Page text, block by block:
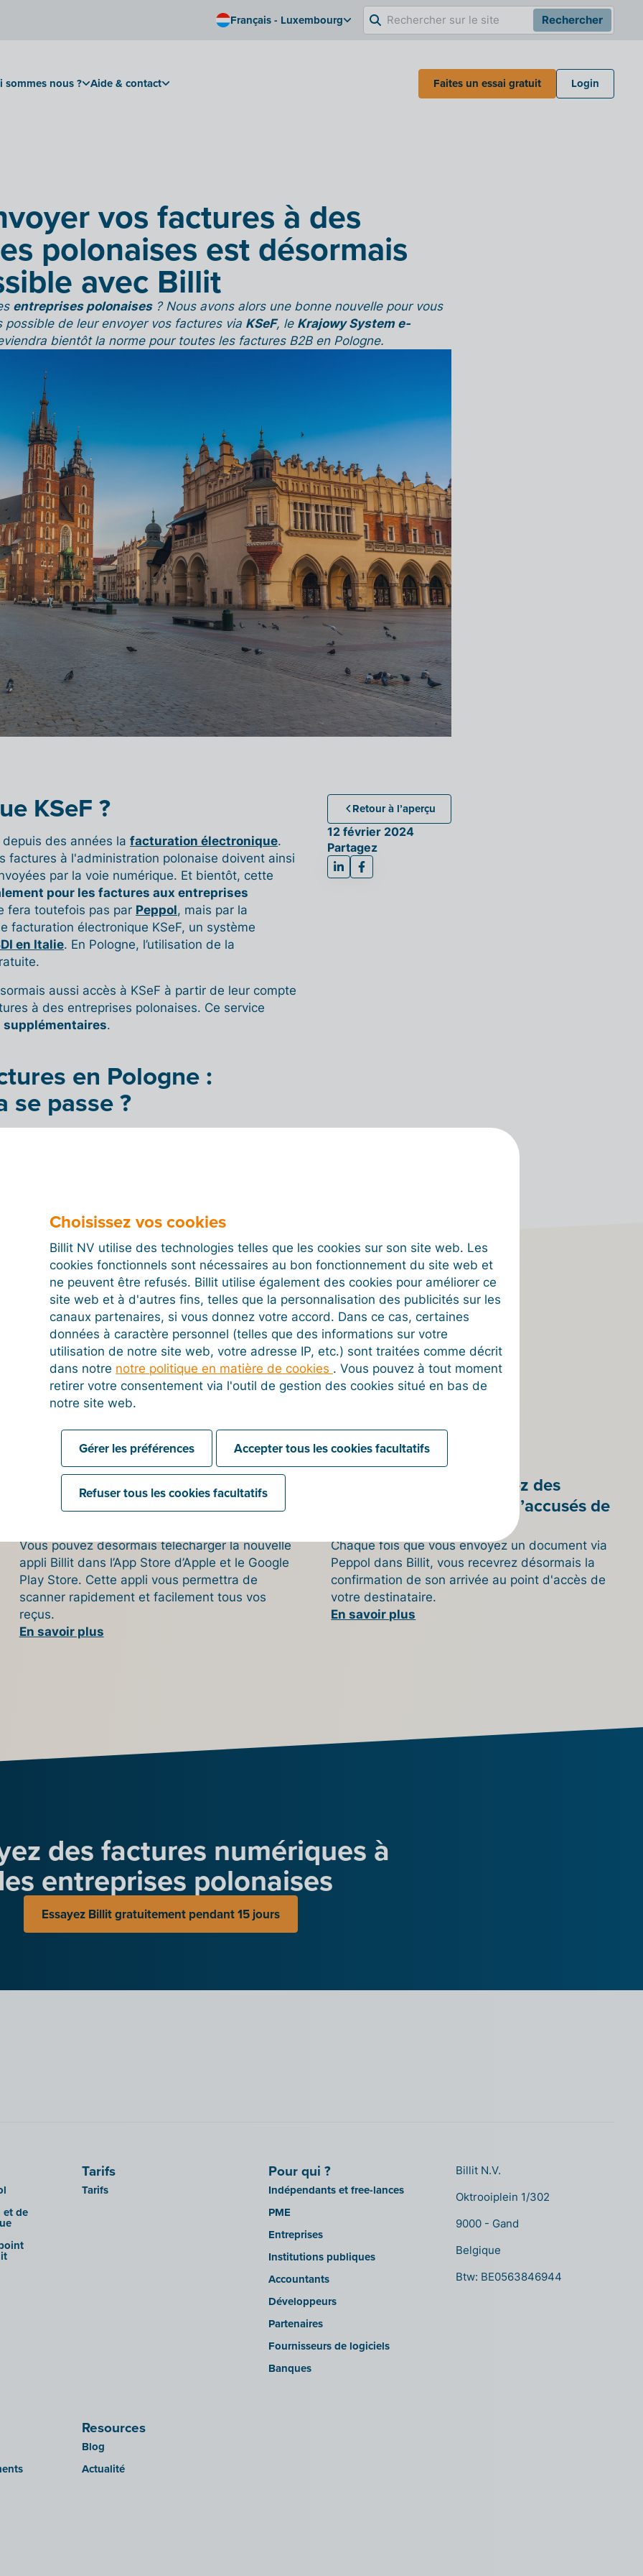
Français - Luxembourg Rechercher
sommes nous ? Aide & contact Faites un essai gratuit Login
vos factures à des
polonaises est désormais
avec Billit
entreprises polonaises? Nous avons alors une bonne nouvelle pour vous
possible de leur envoyer vos factures via KSeF, le Krajowy System e-
bientôt la norme pour toutes les factures B2B en Pologne.
KSeF ?
des années la facturation électronique.
factures à l'administration polonaise doivent ainsi
par la voie numérique. Et bientôt, cette
pour les factures aux entreprises
fera toutefois pas par Peppol, mais par la
facturation électronique KSeF, un système
en Italie. En Pologne, l’utilisation de la
aussi accès à KSeF à partir de leur compte
à des entreprises polonaises. Ce service
supplémentaires.
en Pologne :
se passe ?
Retour à l’aperçu
12 février 2024
Partagez
Plus d'actualités
12/12/2023
Disponible dès maintenant : la
nouvelle appli Billit pour
Vous pouvez désormais télécharger la nouvelle
appli Billit dans l’App Store d’Apple et le Google
Play Store. Cette appli vous permettra de
scanner rapidement et facilement tous vos
reçus.
En savoir plus
11/12/2023
Désormais, vous recevrez des
evidence files en guise d’accusés de
Chaque fois que vous envoyez un document via
Peppol dans Billit, vous recevrez désormais la
confirmation de son arrivée au point d'accès de
votre destinataire.
En savoir plus
des factures numériques à
entreprises polonaises
Essayez Billit gratuitement pendant 15 jours
et de
Tarifs
Tarifs
Pour qui ?
Indépendants et free-lances
PME
Entreprises
Institutions publiques
Accountants
Développeurs
Partenaires
Fournisseurs de logiciels
Banques
Resources
Blog
Actualité
Billit N.V.
Oktrooiplein 1/302
9000 - Gand
Belgique
Btw: BE0563846944
Choisissez vos cookies
Billit NV utilise des technologies telles que les cookies sur son site web. Les
cookies fonctionnels sont nécessaires au bon fonctionnement du site web et
ne peuvent être refusés. Billit utilise également des cookies pour améliorer ce
site web et à d'autres fins, telles que la personnalisation des publicités sur les
canaux partenaires, si vous donnez votre accord. Dans ce cas, certaines
données à caractère personnel (telles que des informations sur votre
utilisation de notre site web, votre adresse IP, etc.) sont traitées comme décrit
dans notre notre politique en matière de cookies . Vous pouvez à tout moment
retirer votre consentement via l'outil de gestion des cookies situé en bas de
notre site web.
Gérer les préférences Accepter tous les cookies facultatifs
Refuser tous les cookies facultatifs